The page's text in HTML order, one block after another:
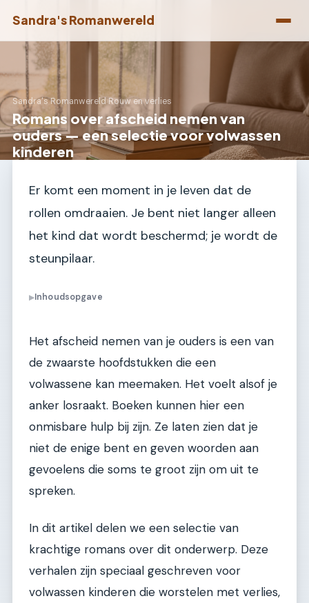
Sandra's Romanwereld
Sandra's Romanwereld›Rouw en verlies
Romans over afscheid nemen van
ouders — een selectie voor volwassen
kinderen
Er komt een moment in je leven dat de
rollen omdraaien. Je bent niet langer alleen
het kind dat wordt beschermd; je wordt de
steunpilaar.
▶Inhoudsopgave
Het afscheid nemen van je ouders is een van
de zwaarste hoofdstukken die een
volwassene kan meemaken. Het voelt alsof je
anker losraakt. Boeken kunnen hier een
onmisbare hulp bij zijn. Ze laten zien dat je
niet de enige bent en geven woorden aan
gevoelens die soms te groot zijn om uit te
spreken.
In dit artikel delen we een selectie van
krachtige romans over dit onderwerp. Deze
verhalen zijn speciaal geschreven voor
volwassen kinderen die worstelen met verlies,